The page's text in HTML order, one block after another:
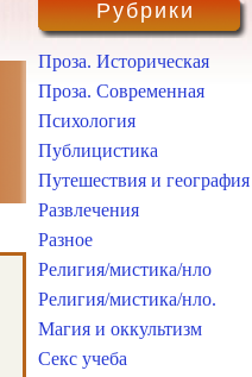
Рубрики
Проза. Историческая
Проза. Современная
Психология
Публицистика
Путешествия и география
Развлечения
Разное
Религия/мистика/нло
Религия/мистика/нло.
Магия и оккультизм
Секс учеба